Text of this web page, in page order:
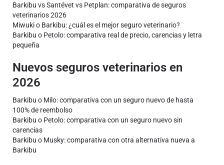
Barkibu vs Santévet vs Petplan: comparativa de seguros
veterinarios 2026
Miwuki o Barkibu: ¿cuál es el mejor seguro veterinario?
Barkibu o Petolo: comparativa real de precio, carencias y letra
pequeña
Nuevos seguros veterinarios en
2026
Barkibu o Milo: comparativa con un seguro nuevo de hasta
100% de reembolso
Barkibu o Petolo: comparativa con un seguro nuevo sin
carencias
Barkibu o Musky: comparativa con otra alternativa nueva a
Barkibu